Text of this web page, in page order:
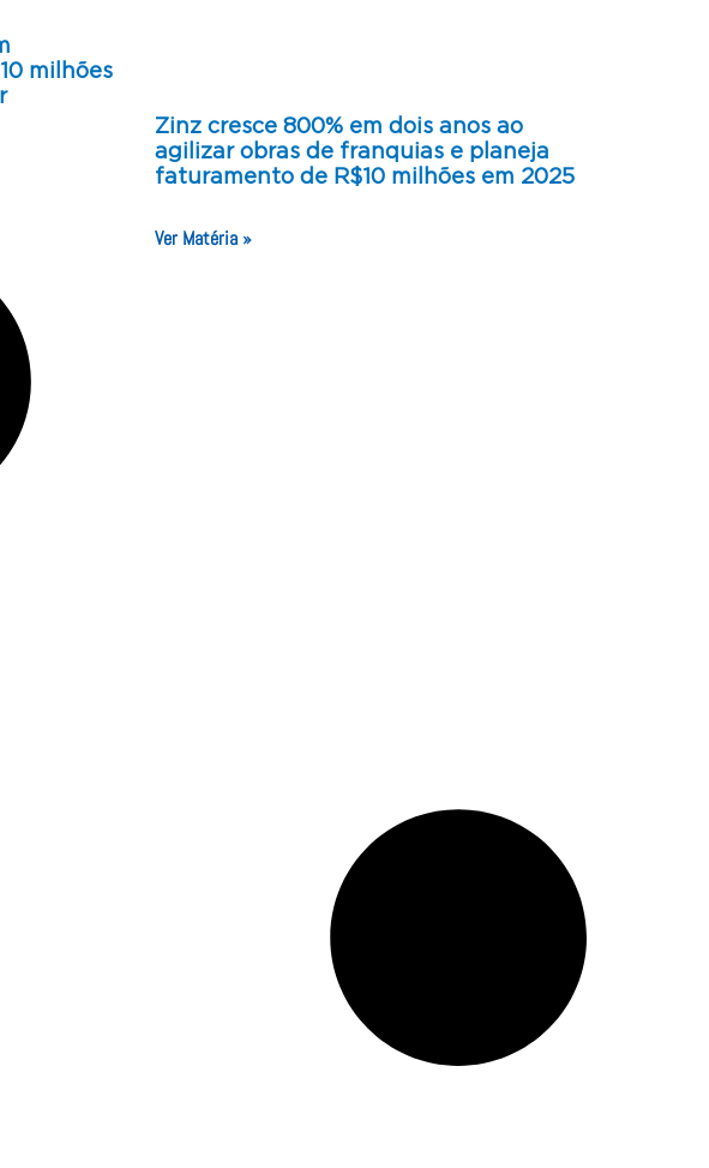
milhões
Zinz cresce 800% em dois anos ao
agilizar obras de franquias e planeja
faturamento de R$10 milhões em 2025
Ver Matéria »